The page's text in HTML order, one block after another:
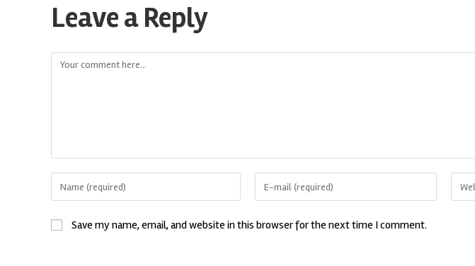
Leave a Reply
Save my name, email, and website in this browser for the next time I comment.